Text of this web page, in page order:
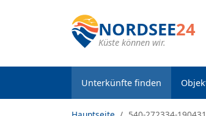
NORDSEE24
Küste können wir.
Unterkünfte finden